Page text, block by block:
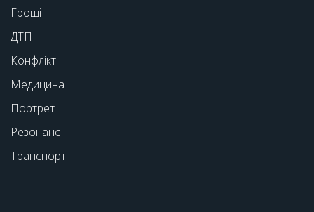
Гроші
ДТП
Конфлікт
Медицина
Портрет
Резонанс
Транспорт